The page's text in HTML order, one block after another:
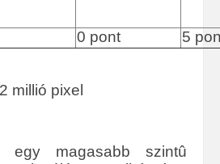
0 pont 5
millió pixel
egy magasabb szintû